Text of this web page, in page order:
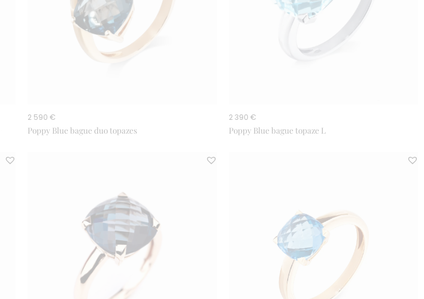
Poppy Blue bague duo topazes
2 590 €
Poppy Blue bague topaze L
2 390 €